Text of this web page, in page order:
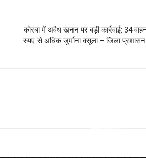
कोरबा में अवैध खनन पर बड़ी कार्रवाई: 34
रुपए से अधिक जुर्माना वसूला – जिला प्रशासन